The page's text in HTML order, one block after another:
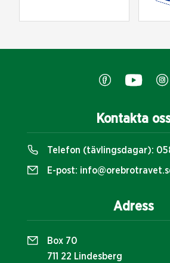
Kontakta
Telefon (tävlingsdagar):
E-post:
Adress
Box 70
711 22 Lindesberg